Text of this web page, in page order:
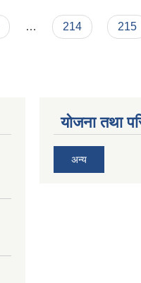
… 214 215
योजना तथा
अन्य